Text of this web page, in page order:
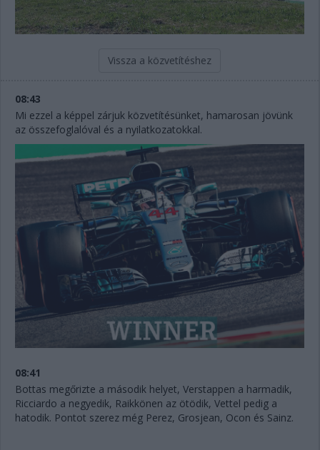
Vissza a közvetítéshez
08:43
Mi ezzel a képpel zárjuk közvetítésünket, hamarosan jövünk
az összefoglalóval és a nyilatkozatokkal.
08:41
Bottas megőrizte a második helyet, Verstappen a harmadik,
Ricciardo a negyedik, Raikkönen az ötödik, Vettel pedig a
hatodik. Pontot szerez még Perez, Grosjean, Ocon és Sainz.